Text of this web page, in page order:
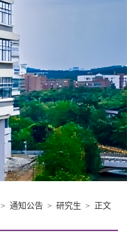
> 通知公告> 研究生 > 正文